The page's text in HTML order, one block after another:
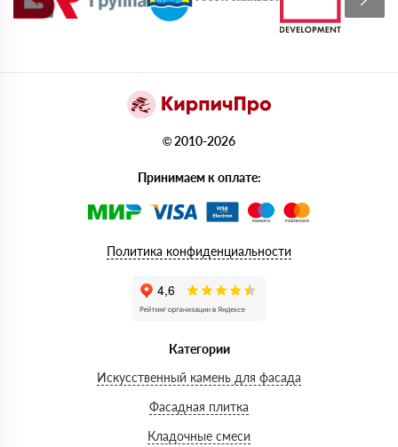
© 2010-2026
Принимаем к оплате:
Политика конфиденциальности
Категории
Искусственный камень для фасада
Фасадная плитка
Кладочные смеси